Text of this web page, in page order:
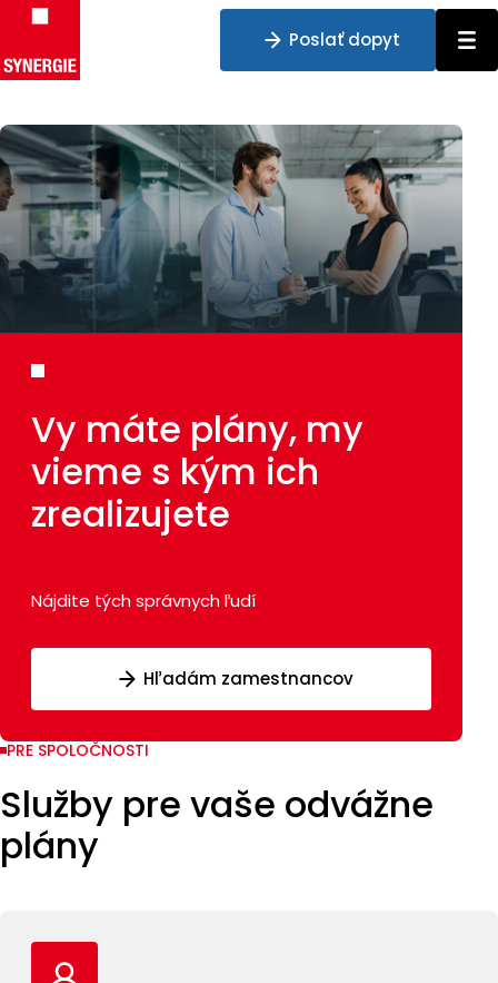
Preskočiť na obsah
Poslať dopyt
Vy máte plány, my
vieme s kým ich
zrealizujete
Nájdite tých správnych ľudí
Hľadám zamestnancov
PRE SPOLOČNOSTI
Služby pre vaše odvážne
plány